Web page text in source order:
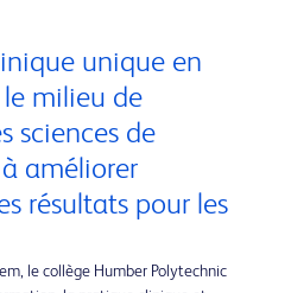
unique en
milieu de
sciences de
améliorer
résultats pour les
le collège Humber Polytechnic